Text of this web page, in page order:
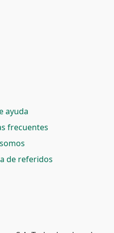
ayuda
frecuentes
de referidos